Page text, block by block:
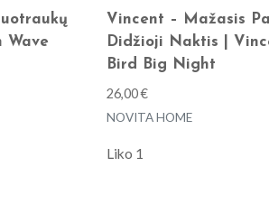
Wave
Vincent – Mažasis
Didžioji Naktis |
Bird Big Night
26,00€
NOVITA HOME
Liko 1